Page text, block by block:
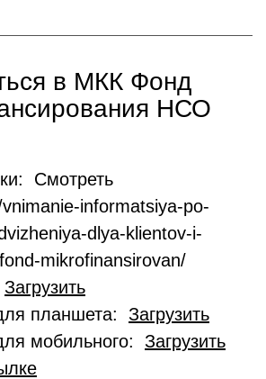
в МКК Фонд
НСО
Смотреть
informatsiya-po-
dlya-klientov-i-
mikrofinansirovan/
Загрузить
планшета: Загрузить
мобильного: Загрузить